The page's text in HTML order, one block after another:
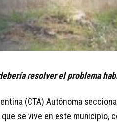
resolver el problema
(CTA) Autónoma
que se vive en este municipio,